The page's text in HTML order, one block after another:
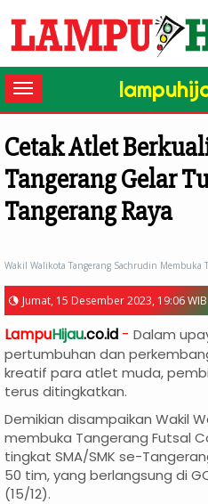
Toggle
navigation
Cetak Atlet
Tangerang Gelar
Tangerang Raya
Wakil Walikota Tangerang Sachrudin Membuka
Jumat, 15 Desember 2023, 19:06 WIB
LampuHijau.co.id - Dalam
pertumbuhan dan
kreatif para atlet muda,
terus ditingkatkan.
Demikian disampaikan Wakil
membuka Tangerang Futsal
tingkat SMA/SMK se-
50 tim, yang berlangsung di
(15/12).